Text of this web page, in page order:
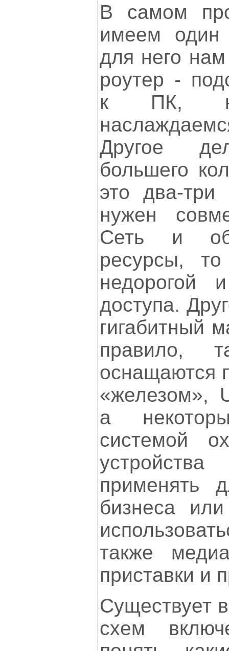
В самом
имеем
для него
роутер -
к ПК,
Другое
большего
это два-три
нужен
Сеть и
ресурсы,
недорогой
доступа.
гигабитный
правило,
оснащаются
«железом»,
а
системой
применять
бизнеса
также
приставки и
Существует
схем